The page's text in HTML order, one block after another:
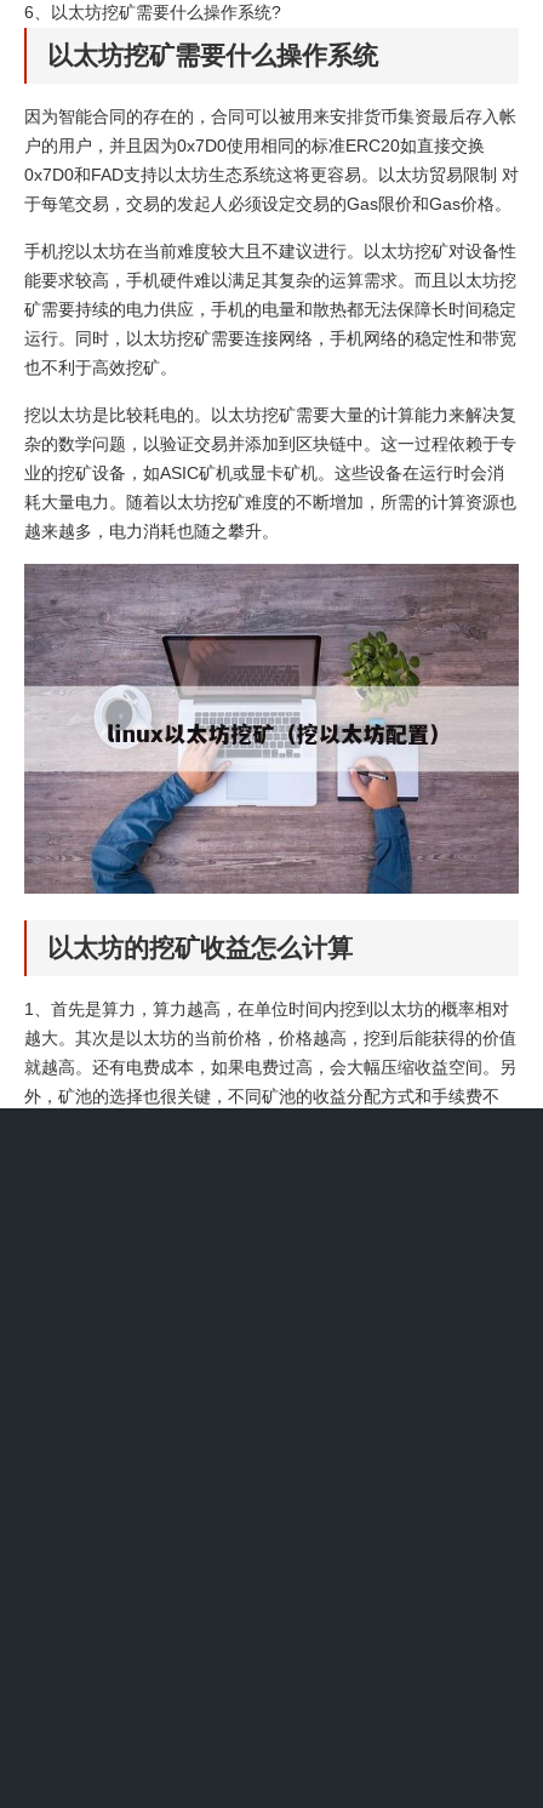
6、
以太坊挖矿需要什么操作系统?
以太坊挖矿需要什么操作系统
因为智能合同的存在的，合同可以被用来安排货币集资最后存入帐
户的用户，并且因为0x7D0使用相同的标准ERC20如直接交换
0x7D0和FAD支持以太坊生态系统这将更容易。以太坊贸易限制 对
于每笔交易，交易的发起人必须设定交易的Gas限价和Gas价格。
手机挖以太坊在当前难度较大且不建议进行。以太坊挖矿对设备性
能要求较高，手机硬件难以满足其复杂的运算需求。而且以太坊挖
矿需要持续的电力供应，手机的电量和散热都无法保障长时间稳定
运行。同时，以太坊挖矿需要连接网络，手机网络的稳定性和带宽
也不利于高效挖矿。
挖以太坊是比较耗电的。以太坊挖矿需要大量的计算能力来解决复
杂的数学问题，以验证交易并添加到区块链中。这一过程依赖于专
业的挖矿设备，如ASIC矿机或显卡矿机。这些设备在运行时会消
耗大量电力。随着以太坊挖矿难度的不断增加，所需的计算资源也
越来越多，电力消耗也随之攀升。
以太坊的挖矿收益怎么计算
1、首先是算力，算力越高，在单位时间内挖到以太坊的概率相对
越大。其次是以太坊的当前价格，价格越高，挖到后能获得的价值
就越高。还有电费成本，如果电费过高，会大幅压缩收益空间。另
外，矿池的选择也很关键，不同矿池的收益分配方式和手续费不